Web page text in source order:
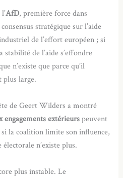
AfD, première force dans
stratégique sur l’aide
de l’effort européen ; si
stabilité de l’aide s’effondre
n’existe que parce qu’il
plus large.
de Geert Wilders a montré
engagements extérieurspeuvent
la coalition limite son influence,
n’existe plus.
plus instable. Le